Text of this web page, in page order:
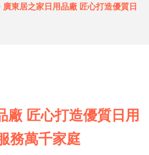
廣東居之家日用品廠 匠心打造優質日
廠 匠心打造優質日用
務萬千家庭